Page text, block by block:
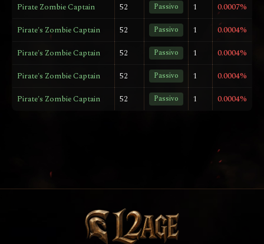
Pirate Zombie Captain
52 Passivo 1
0.0007%
Pirate's Zombie Captain
52 Passivo 1
0.0004%
Pirate's Zombie Captain
52 Passivo 1
0.0004%
Pirate's Zombie Captain
52 Passivo 1
0.0004%
Pirate's Zombie Captain
52 Passivo 1 0.0004%